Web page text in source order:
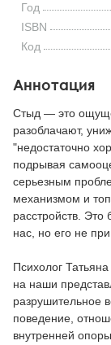
Год
ISBN
Код
Аннотация
Стыд — это
разоблачают,
"недостаточно
подрывая
серьезным
механизмом и
расстройств. Это
нас, но его не
Психолог
на наши
разрушительное
поведение,
внутренней